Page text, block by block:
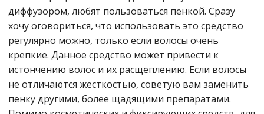
диффузором, любят пользоваться пенкой. Сразу
хочу оговориться, что использовать это средство
регулярно можно, только если волосы очень
крепкие. Данное средство может привести к
истончению волос и их расщеплению. Если волосы
не отличаются жесткостью, советую вам заменить
пенку другими, более щадящими препаратами.